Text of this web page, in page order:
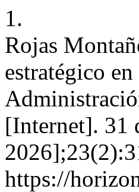
1.
Rojas
estratégico
[Internet]. 31
https://